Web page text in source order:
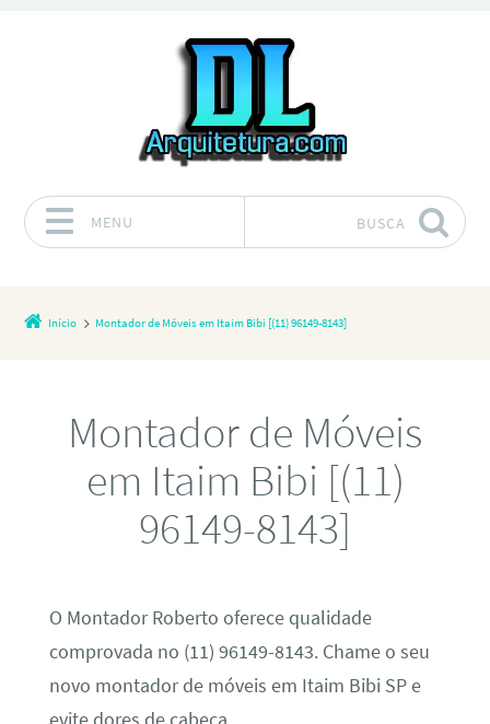
MENU BUSCA
Início Montador de Móveis em Itaim Bibi [(11) 96149-8143]
Montador de Móveis
em Itaim Bibi [(11)
96149-8143]
O Montador Roberto oferece qualidade
comprovada no (11) 96149-8143. Chame o seu
novo montador de móveis em Itaim Bibi SP e